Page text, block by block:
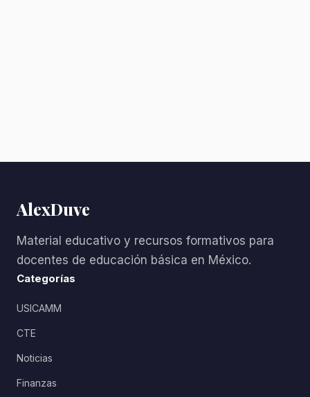
AlexDuve
Material educativo y recursos formativos para
docentes de educación básica en México.
Categorías
USICAMM
CTE
Noticias
Finanzas